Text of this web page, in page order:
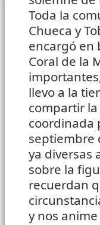
Toda la
Chueca y
encargó en
Coral de la
llevo a la
compartir
coordinada
septiembre
ya diversas
sobre la
recuerdan
y nos